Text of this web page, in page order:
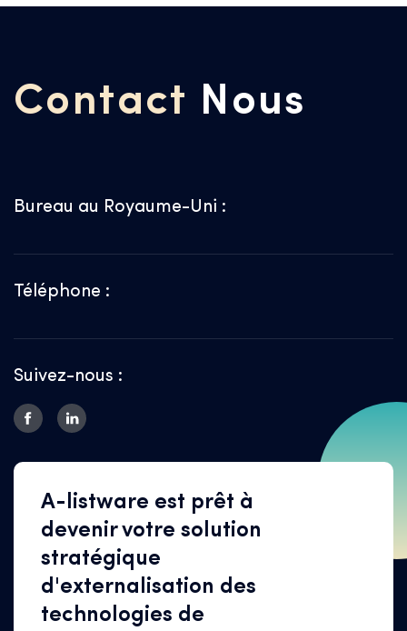
Contact Nous
Bureau au Royaume-Uni :
Téléphone :
Suivez-nous :
A-listware est prêt à
devenir votre solution
stratégique
d'externalisation des
technologies de